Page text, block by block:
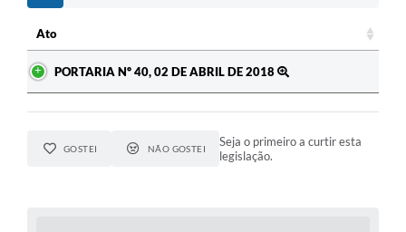
Ato
PORTARIA Nº 40, 02 DE ABRIL DE 2018
GOSTEI NÃO GOSTEI
Seja o primeiro a curtir esta
legislação.